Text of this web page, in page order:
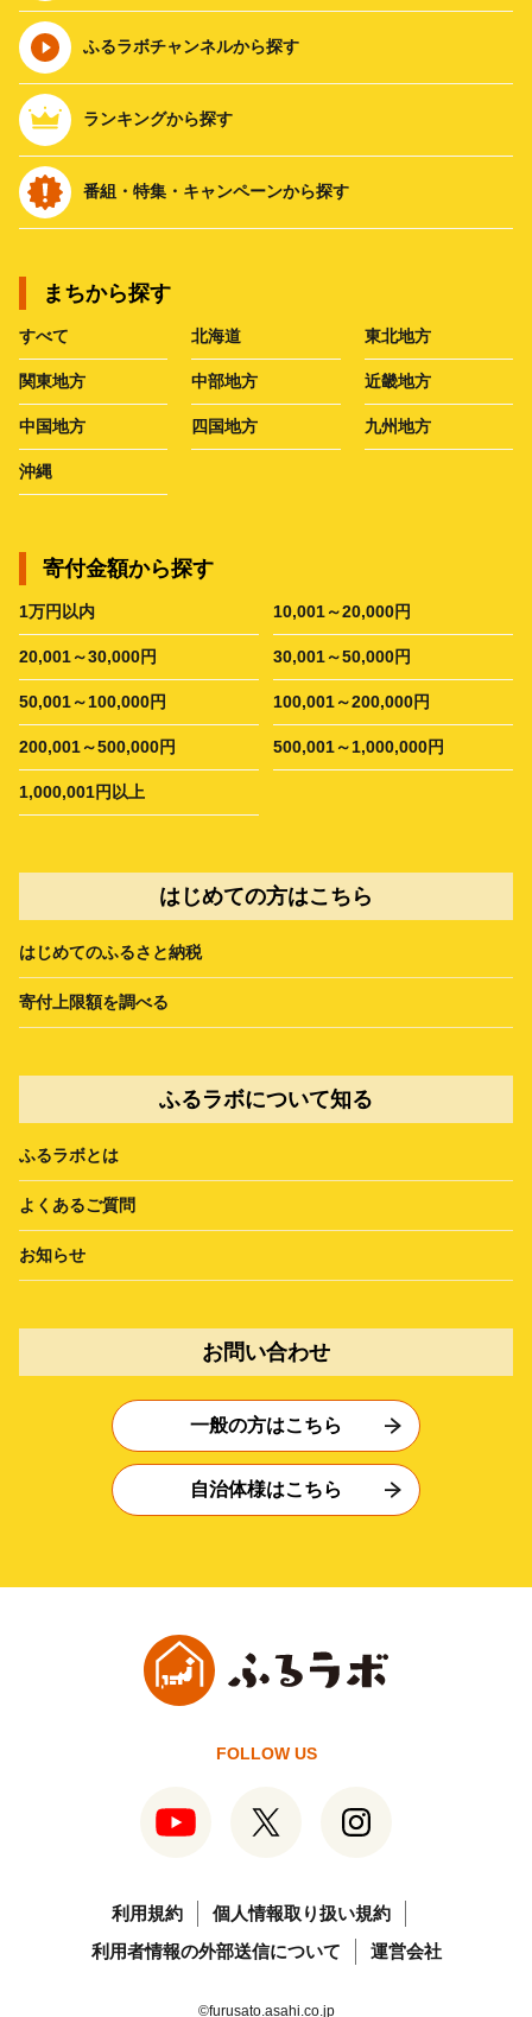
ふるラボチャンネルから探す
ランキングから探す
番組・特集・キャンペーンから探す
まちから探す
すべて 北海道 東北地方
関東地方 中部地方 近畿地方
中国地方 四国地方 九州地方
沖縄
寄付金額から探す
1万円以内 10,001～20,000円
20,001～30,000円 30,001～50,000円
50,001～100,000円 100,001～200,000円
200,001～500,000円 500,001～1,000,000円
1,000,001円以上
はじめての方はこちら
はじめてのふるさと納税
寄付上限額を調べる
ふるラボについて知る
ふるラボとは
よくあるご質問
お知らせ
お問い合わせ
一般の方はこちら
自治体様はこちら
FOLLOW US
利用規約
個人情報取り扱い規約
利用者情報の外部送信について
運営会社
©furusato.asahi.co.jp